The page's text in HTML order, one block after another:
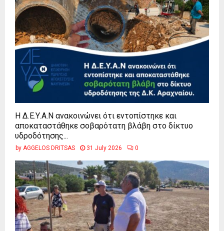
Η Δ.Ε.Υ.Α.Ν ανακοινώνει ότι εντοπίστηκε και
αποκαταστάθηκε σοβαρότατη βλάβη στο δίκτυο
υδροδότησης...
by AGGELOS DRITSAS 31 July 2026 0